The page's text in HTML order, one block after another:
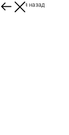
Вернуться назад